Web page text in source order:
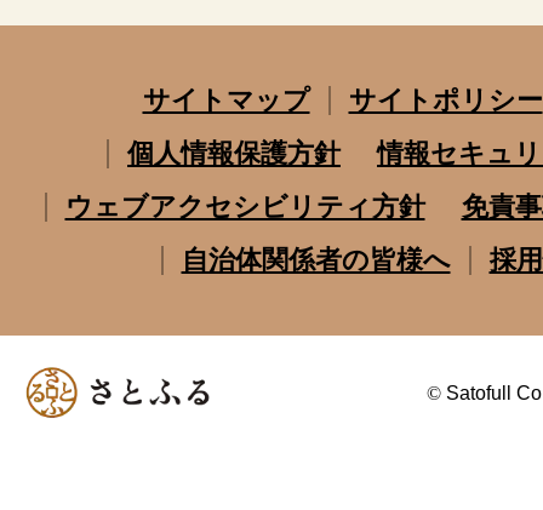
サイトマップ
サイトポリシー
個人情報保護方針
情報セキュ
ウェブアクセシビリティ方針
免責
自治体関係者の皆様へ
採
© Satofull